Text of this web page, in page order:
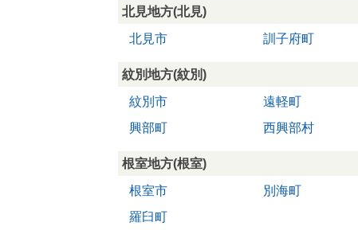
北見地方(北見)
北見市
訓子府町
紋別地方(紋別)
紋別市
遠軽町
興部町
西興部村
根室地方(根室)
根室市
別海町
羅臼町